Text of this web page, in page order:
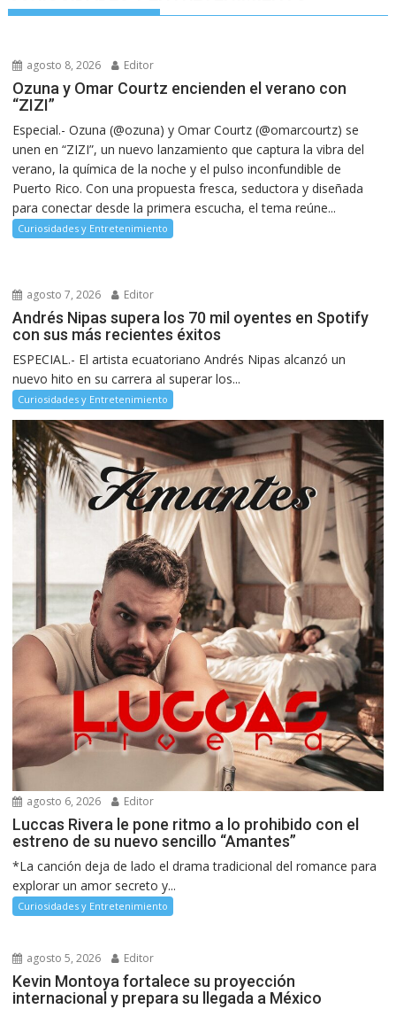
agosto 8, 2026 Editor
Ozuna y Omar Courtz encienden el verano con
“ZIZI”
Especial.- Ozuna (@ozuna) y Omar Courtz (@omarcourtz) se
unen en “ZIZI”, un nuevo lanzamiento que captura la vibra del
verano, la química de la noche y el pulso inconfundible de
Puerto Rico. Con una propuesta fresca, seductora y diseñada
para conectar desde la primera escucha, el tema reúne...
Curiosidades y Entretenimiento
agosto 7, 2026 Editor
Andrés Nipas supera los 70 mil oyentes en Spotify
con sus más recientes éxitos
ESPECIAL.- El artista ecuatoriano Andrés Nipas alcanzó un
nuevo hito en su carrera al superar los...
Curiosidades y Entretenimiento
agosto 6, 2026 Editor
Luccas Rivera le pone ritmo a lo prohibido con el
estreno de su nuevo sencillo “Amantes”
*La canción deja de lado el drama tradicional del romance para
explorar un amor secreto y...
Curiosidades y Entretenimiento
agosto 5, 2026 Editor
Kevin Montoya fortalece su proyección
internacional y prepara su llegada a México